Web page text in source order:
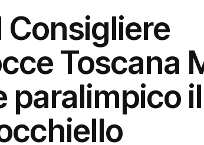
Consigliere
Toscana
paralimpico